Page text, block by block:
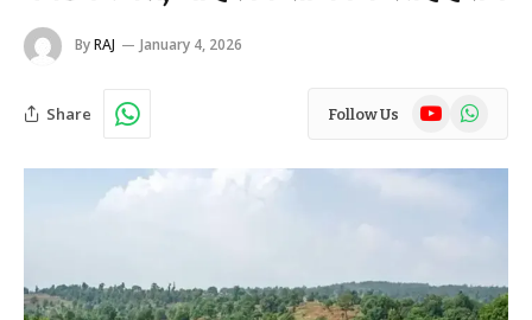
ByRAJ January 4, 2026
Share Follow Us YouTubeWhatsApp